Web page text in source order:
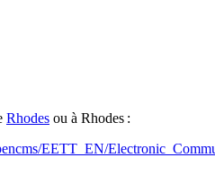
Rhodes ou à Rhodes :
EETT_EN/